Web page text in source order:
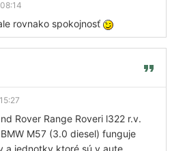
rovnako spokojnosť
Rover Range Roveri l322 r.v.
M57 (3.0 diesel) funguje